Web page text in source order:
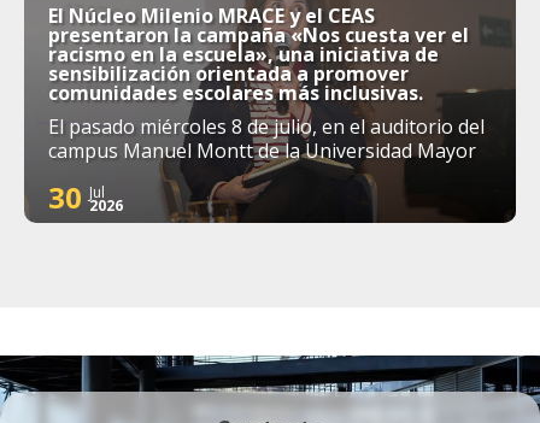
El Núcleo Milenio MRACE y el CEAS
presentaron la campaña «Nos cuesta ver el
racismo en la escuela», una iniciativa de
sensibilización orientada a promover
comunidades escolares más inclusivas.
El pasado miércoles 8 de julio, en el auditorio del
campus Manuel Montt de la Universidad Mayor
30 Jul
2026